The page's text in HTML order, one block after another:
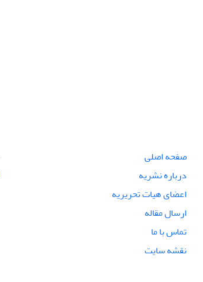
صفحه اصلی
درباره نشریه
اعضای هیات تحریریه
ارسال مقاله
تماس با ما
نقشه سایت